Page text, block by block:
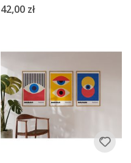
42,00 zł